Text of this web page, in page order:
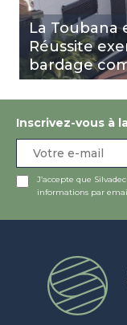
La Toubana
Réussite
bardage
Inscrivez-vous à
J’accepte que
informations par